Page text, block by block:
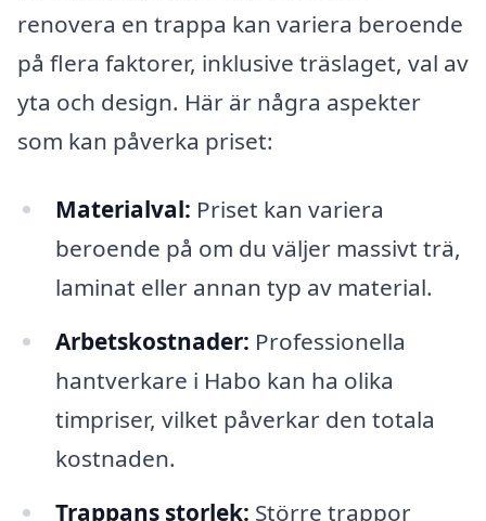
renovera en trappa kan variera beroende
på flera faktorer, inklusive träslaget, val av
yta och design. Här är några aspekter
som kan påverka priset:
Materialval: Priset kan variera
beroende på om du väljer massivt trä,
laminat eller annan typ av material.
Arbetskostnader: Professionella
hantverkare i Habo kan ha olika
timpriser, vilket påverkar den totala
kostnaden.
Trappans storlek: Större trappor